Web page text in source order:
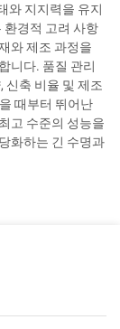
와 지지력을 유지
환경적 고려 사항
와 제조 과정을
니다. 품질 관리
신축 비율 및 제조
때부터 뛰어난
고 수준의 성능을
화하는 긴 수명과